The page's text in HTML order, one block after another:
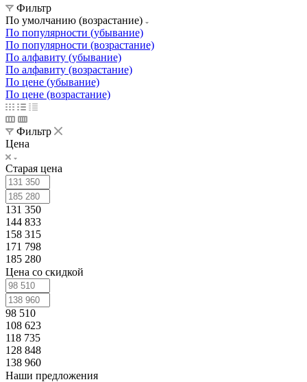
Фильтр
По умолчанию (возрастание)
По популярности (убывание)
По популярности (возрастание)
По алфавиту (убывание)
По алфавиту (возрастание)
По цене (убывание)
По цене (возрастание)
Фильтр
Цена
Старая цена
131 350
144 833
158 315
171 798
185 280
Цена со скидкой
98 510
108 623
118 735
128 848
138 960
Наши предложения